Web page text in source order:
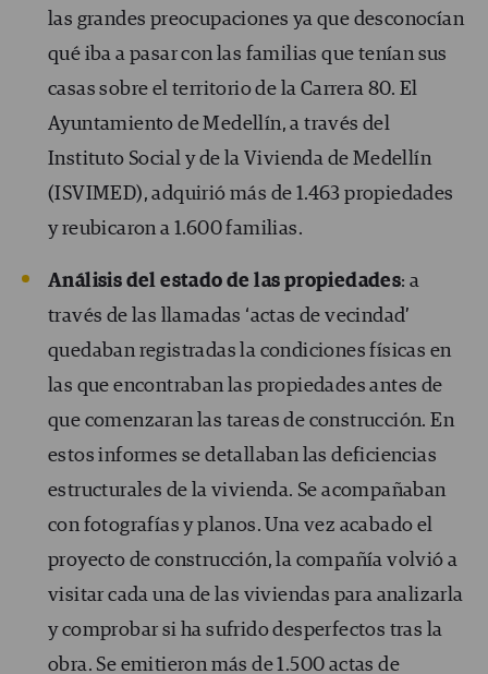
las grandes preocupaciones ya que desconocían
qué iba a pasar con las familias que tenían sus
casas sobre el territorio de la Carrera 80. El
Ayuntamiento de Medellín, a través del
Instituto Social y de la Vivienda de Medellín
(ISVIMED), adquirió más de 1.463 propiedades
y reubicaron a 1.600 familias.
Análisis del estado de las propiedades: a
través de las llamadas ‘actas de vecindad’
quedaban registradas la condiciones físicas en
las que encontraban las propiedades antes de
que comenzaran las tareas de construcción. En
estos informes se detallaban las deficiencias
estructurales de la vivienda. Se acompañaban
con fotografías y planos. Una vez acabado el
proyecto de construcción, la compañía volvió a
visitar cada una de las viviendas para analizarla
y comprobar si ha sufrido desperfectos tras la
obra. Se emitieron más de 1.500 actas de